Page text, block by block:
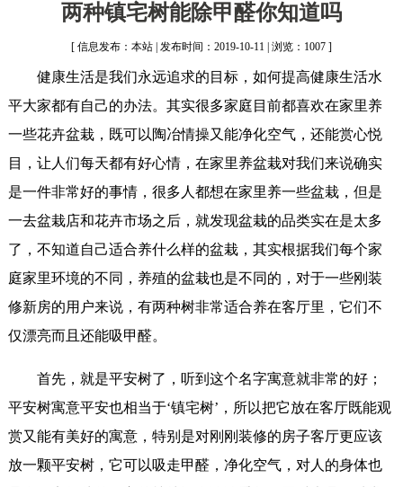
两种镇宅树能除甲醛你知道吗
[ 信息发布：本站 | 发布时间：2019-10-11 | 浏览：1007 ]
健康生活是我们永远追求的目标，如何提高健康生活水
平大家都有自己的办法。其实很多家庭目前都喜欢在家里养
一些花卉盆栽，既可以陶冶情操又能净化空气，还能赏心悦
目，让人们每天都有好心情，在家里养盆栽对我们来说确实
是一件非常好的事情，很多人都想在家里养一些盆栽，但是
一去盆栽店和花卉市场之后，就发现盆栽的品类实在是太多
了，不知道自己适合养什么样的盆栽，其实根据我们每个家
庭家里环境的不同，养殖的盆栽也是不同的，对于一些刚装
修新房的用户来说，有两种树非常适合养在客厅里，它们不
仅漂亮而且还能吸甲醛。
首先，就是平安树了，听到这个名字寓意就非常的好；
平安树寓意平安也相当于‘镇宅树’，所以把它放在客厅既能观
赏又能有美好的寓意，特别是对刚刚装修的房子客厅更应该
放一颗平安树，它可以吸走甲醛，净化空气，对人的身体也